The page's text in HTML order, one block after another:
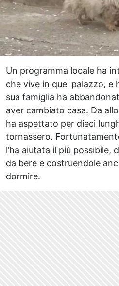
Un programma locale ha
che vive in quel palazzo, e
sua famiglia ha
aver cambiato casa. Da
ha aspettato per dieci
tornassero.
l’ha aiutata il più possibile,
da bere e costruendole
dormire.